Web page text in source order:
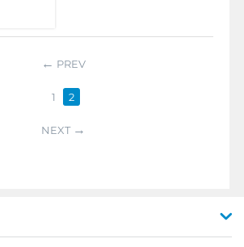
PREV
1 2
NEXT